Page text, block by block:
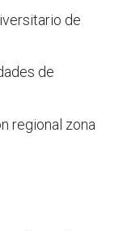
de
de
regional zona